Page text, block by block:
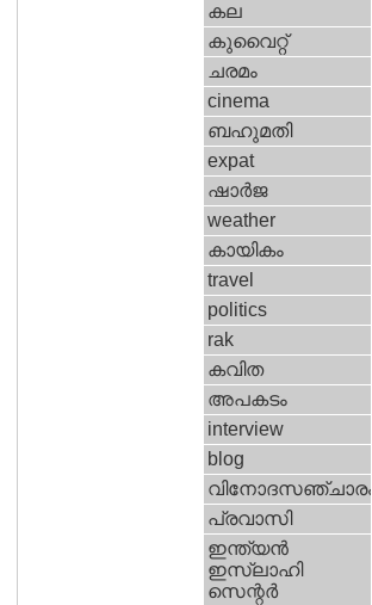
കല
കുവൈറ്റ്‌
ചരമം
cinema
ബഹുമതി
expat
ഷാര്‍ജ
weather
കായികം
travel
politics
rak
കവിത
അപകടം
interview
blog
വിനോദസഞ്ചാരം
പ്രവാസി
ഇന്ത്യന്‍
ഇസ്ലാഹി
സെന്റര്‍